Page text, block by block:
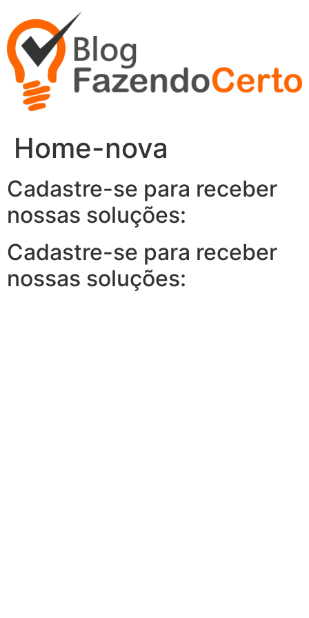
para
conteúdo
Home-nova
Cadastre-se para receber
nossas soluções:
Cadastre-se para receber
nossas soluções: